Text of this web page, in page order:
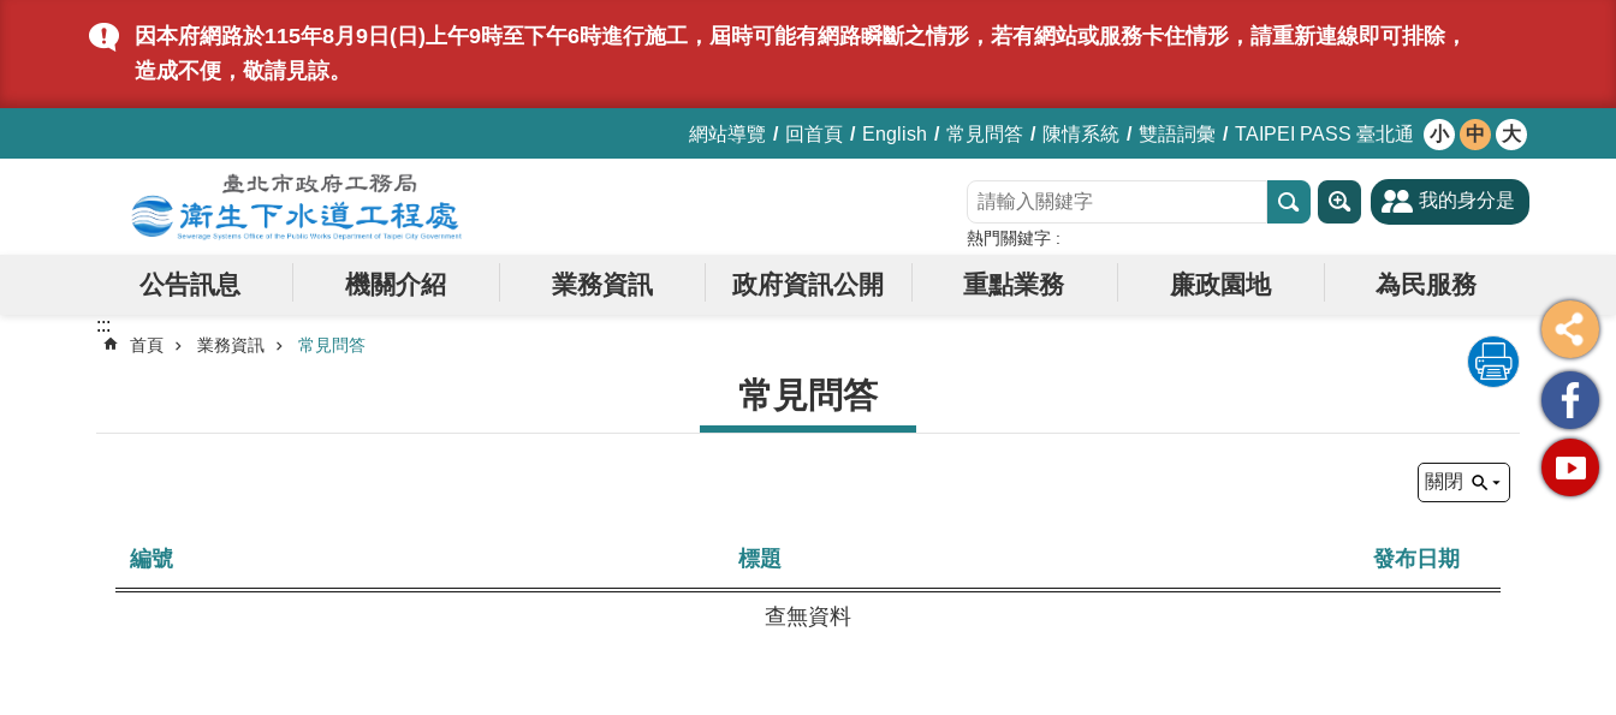
跳到主要內容區塊
因本府網路於115年8月9日(日)上午9時至下午6時進行施工，屆時可能有網路瞬斷之情形，若有網站或服務卡住情形，請重新連線即可排除，
造成不便，敬請見諒。
網站導覽 回首頁 English 常見問答 陳情系統 雙語詞彙 TAIPEI PASS 臺北通 小 中 大
熱門關鍵字
我的身分是
公告訊息 機關介紹 業務資訊 政府資訊公開 重點業務 廉政園地 為民服務
:::
首頁 業務資訊 常見問答
常見問答
關閉
編號 標題 發布日期
查無資料